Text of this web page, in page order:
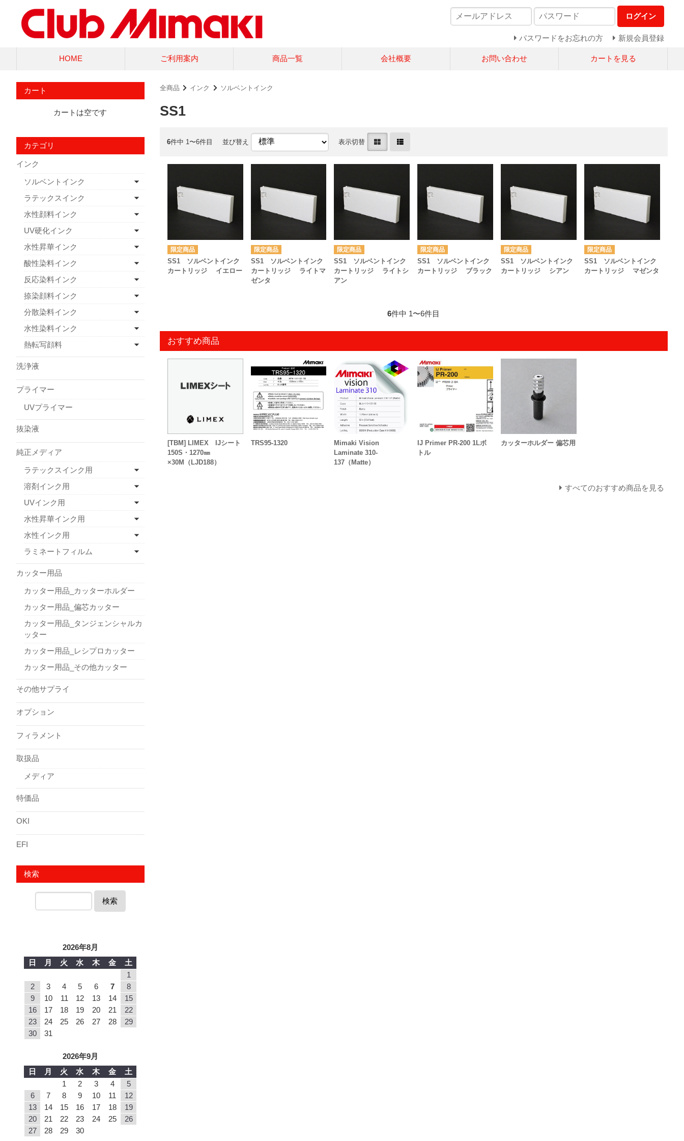
ログイン
パスワードをお忘れの方 新規会員登録
HOME ご利用案内 商品一覧 会社概要 お問い合わせ カートを見る
全商品 インク ソルベントインク
SS1
6件中 1〜6件目 並び替え 表示切替
SS1 ソルベントインク
カートリッジ イエロー
SS1 ソルベントインク
カートリッジ ライトマ
ゼンタ
SS1 ソルベントインク
カートリッジ ライトシ
アン
SS1 ソルベントインク
カートリッジ ブラック
SS1 ソルベントインク
カートリッジ シアン
SS1 ソルベントインク
カートリッジ マゼンタ
6件中 1〜6件目
おすすめ商品
[TBM] LIMEX IJシート
150S・1270㎜
×30M（LJD188）
TRS95-1320
Mimaki Vision
Laminate 310-
137（Matte）
IJ Primer PR-200 1Lボ
トル
カッターホルダー 偏芯用
すべてのおすすめ商品を見る
カート
カートは空です
カテゴリ
インク
ソルベントインク
ラテックスインク
水性顔料インク
UV硬化インク
水性昇華インク
酸性染料インク
反応染料インク
捺染顔料インク
分散染料インク
水性染料インク
熱転写顔料
洗浄液
プライマー
UVプライマー
抜染液
純正メディア
ラテックスインク用
溶剤インク用
UVインク用
水性昇華インク用
水性インク用
ラミネートフィルム
カッター用品
カッター用品_カッターホルダー
カッター用品_偏芯カッター
カッター用品_タンジェンシャルカ
ッター
カッター用品_レシプロカッター
カッター用品_その他カッター
その他サプライ
オプション
フィラメント
取扱品
メディア
特価品
OKI
EFI
検索
検索
2026年8月
日
月 火 水 木 金
土
1
2
3 4 5 6 7
8
9
10 11 12 13 14
15
16
17 18 19 20 21
22
23
24 25 26 27 28
29
30
31
2026年9月
日
月 火 水 木 金
土
1
2 3 4
5
6
7 8 9 10 11
12
13
14 15 16 17 18
19
20
21 22 23 24 25
26
27
28 29 30